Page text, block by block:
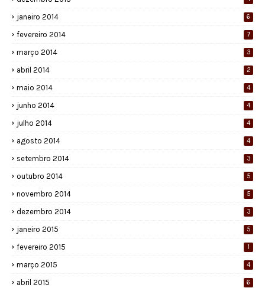
janeiro 2014 6
fevereiro 2014 7
março 2014 3
abril 2014 2
maio 2014 4
junho 2014 4
julho 2014 4
agosto 2014 4
setembro 2014 3
outubro 2014 5
novembro 2014 5
dezembro 2014 3
janeiro 2015 5
fevereiro 2015 1
março 2015 4
abril 2015 6